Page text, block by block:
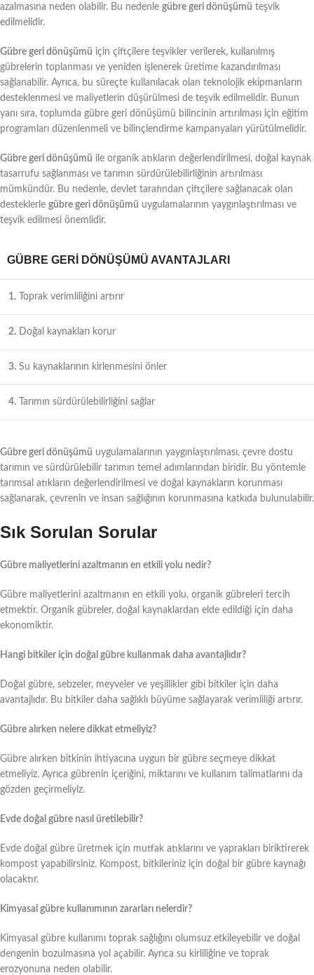
azalmasına neden olabilir. Bu nedenle gübre geri dönüşümü teşvik
edilmelidir.
Gübre geri dönüşümü için çiftçilere teşvikler verilerek, kullanılmış
gübrelerin toplanması ve yeniden işlenerek üretime kazandırılması
sağlanabilir. Ayrıca, bu süreçte kullanılacak olan teknolojik ekipmanların
desteklenmesi ve maliyetlerin düşürülmesi de teşvik edilmelidir. Bunun
yanı sıra, toplumda gübre geri dönüşümü bilincinin artırılması için eğitim
programları düzenlenmeli ve bilinçlendirme kampanyaları yürütülmelidir.
Gübre geri dönüşümü ile organik atıkların değerlendirilmesi, doğal kaynak
tasarrufu sağlanması ve tarımın sürdürülebilirliğinin artırılması
mümkündür. Bu nedenle, devlet tarafından çiftçilere sağlanacak olan
desteklerle gübre geri dönüşümü uygulamalarının yaygınlaştırılması ve
teşvik edilmesi önemlidir.
GÜBRE GERI DÖNÜŞÜMÜ AVANTAJLARI
1. Toprak verimliliğini artırır
2. Doğal kaynakları korur
3. Su kaynaklarının kirlenmesini önler
4. Tarımın sürdürülebilirliğini sağlar
Gübre geri dönüşümü uygulamalarının yaygınlaştırılması, çevre dostu
tarımın ve sürdürülebilir tarımın temel adımlarından biridir. Bu yöntemle
tarımsal atıkların değerlendirilmesi ve doğal kaynakların korunması
sağlanarak, çevrenin ve insan sağlığının korunmasına katkıda bulunulabilir.
Sık Sorulan Sorular
Gübre maliyetlerini azaltmanın en etkili yolu nedir?
Gübre maliyetlerini azaltmanın en etkili yolu, organik gübreleri tercih
etmektir. Organik gübreler, doğal kaynaklardan elde edildiği için daha
ekonomiktir.
Hangi bitkiler için doğal gübre kullanmak daha avantajlıdır?
Doğal gübre, sebzeler, meyveler ve yeşillikler gibi bitkiler için daha
avantajlıdır. Bu bitkiler daha sağlıklı büyüme sağlayarak verimliliği artırır.
Gübre alırken nelere dikkat etmeliyiz?
Gübre alırken bitkinin ihtiyacına uygun bir gübre seçmeye dikkat
etmeliyiz. Ayrıca gübrenin içeriğini, miktarını ve kullanım talimatlarını da
gözden geçirmeliyiz.
Evde doğal gübre nasıl üretilebilir?
Evde doğal gübre üretmek için mutfak atıklarını ve yaprakları biriktirerek
kompost yapabilirsiniz. Kompost, bitkileriniz için doğal bir gübre kaynağı
olacaktır.
Kimyasal gübre kullanımının zararları nelerdir?
Kimyasal gübre kullanımı toprak sağlığını olumsuz etkileyebilir ve doğal
dengenin bozulmasına yol açabilir. Ayrıca su kirliliğine ve toprak
erozyonuna neden olabilir.